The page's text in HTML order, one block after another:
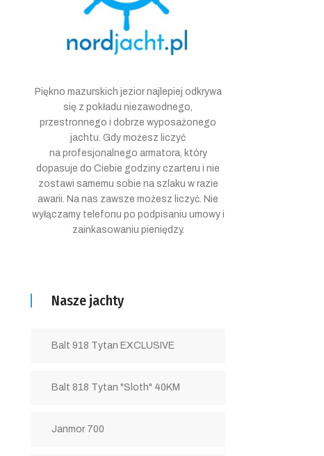
Piękno mazurskich jezior najlepiej odkrywa
się z pokładu niezawodnego,
przestronnego i dobrze wyposażonego
jachtu. Gdy możesz liczyć
na profesjonalnego armatora, który
dopasuje do Ciebie godziny czarteru i nie
zostawi samemu sobie na szlaku w razie
awarii. Na nas zawsze możesz liczyć. Nie
wyłączamy telefonu po podpisaniu umowy i
zainkasowaniu pieniędzy.
Nasze jachty
Balt 918 Tytan EXCLUSIVE
Balt 818 Tytan "Sloth" 40KM
Janmor 700